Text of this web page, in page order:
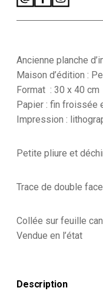
-
du
Caire
-
Populaire
Juillet
Planche
Kleber
Ancienne planche
Maison d’édition :
Format : 30 x 40 cm
Papier : fin froissée
Impression :
Petite pliure et
Trace de double
Collée sur feuille
Vendue en l’état
Description